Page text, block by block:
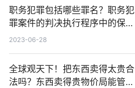
职务犯罪包括哪些罪名？职务犯
罪案件的判决执行程序中的保释
条件？
2023-06-28
全球观天下！把东西卖得太贵合
法吗？东西卖得贵物价局能管